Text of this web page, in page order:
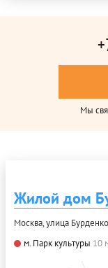
Мы
Жилой дом
Москва, улица
м. Парк культуры 10